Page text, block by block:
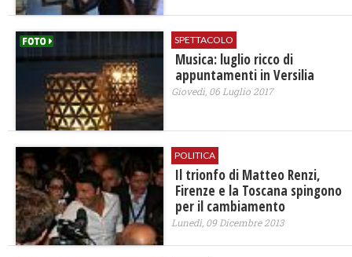
SPETTACOLO
Musica: luglio ricco di
appuntamenti in Versilia
Giovedì, 06 Luglio 2017
POLITICA
Il trionfo di Matteo Renzi,
Firenze e la Toscana spingono
per il cambiamento
Lunedì, 09 Dicembre 2013